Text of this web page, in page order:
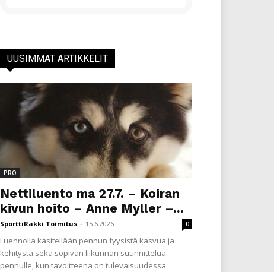
UUSIMMAT ARTIKKELIT
PRO
Nettiluento ma 27.7. – Koiran
kivun hoito – Anne Myller –...
SporttiRakki Toimitus - 15.6.2026 0
Luennolla käsitellään pennun fyysistä kasvua ja
kehitystä sekä sopivan liikunnan suunnittelua
pennulle, kun tavoitteena on tulevaisuudessa